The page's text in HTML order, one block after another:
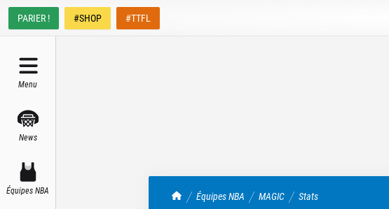
PARIER ! #SHOP #TTFL
Menu
News
Équipes NBA TrashTalk Actu NBA
Équipes NBA MAGIC Stats